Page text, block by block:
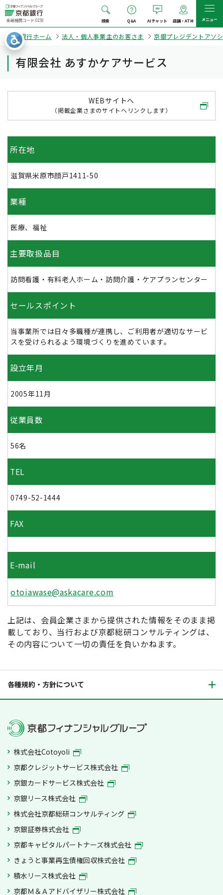
金融機関コード:0158 検索 Q&A AIチャット 店舗・ATM メニュー
京都銀行ホーム 法人・個人事業主のお客さま 京銀プレジデントアソ
有限会社 あすかケアサービス
WEBサイトへ
（掲載企業さまのサイトへリンクします）
所在地
滋賀県米原市顔戸1411-50
業種
医療、福祉
主要取扱品目
訪問看護・有料老人ホーム・訪問介護・ケアプランセンター
セールスポイント
当事業所では日々多職種が連携し、ご利用者が適切なサービ
スを受けられるよう環境づくりを進めています。
設立年月
2005年11月
従業員数
56名
TEL
0749-52-1444
FAX
E-mail
otoiawase@askacare.com
上記は、会員企業さまから提供された情報をそのまま掲
載しており、当行および京都総研コンサルティングは、
その内容について一切の責任を負いかねます。
各種規約・方針について
株式会社Cotoyoli
京都クレジットサービス株式会社
京銀カードサービス株式会社
京銀リース株式会社
株式会社京都総研コンサルティング
京銀証券株式会社
京都キャピタルパートナーズ株式会社
きょうと事業再生債権回収株式会社
積水リース株式会社
京都Ｍ＆Ａアドバイザリー株式会社